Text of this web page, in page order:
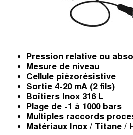
Pression relative ou
Mesure de niveau
Cellule piézorésistive
Sortie 4-20 mA (2 fils)
Boîtiers Inox 316 L
Plage de -1 à 1000 bars
Multiples raccords
Matériaux Inox / Titane /